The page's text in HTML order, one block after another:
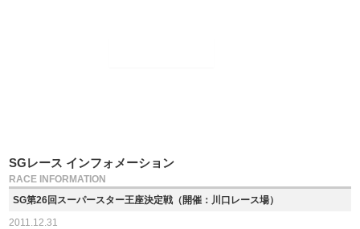
SGレース インフォメーション
RACE INFORMATION
SG第26回スーパースター王座決定戦（開催：川口レース場）
2011.12.31